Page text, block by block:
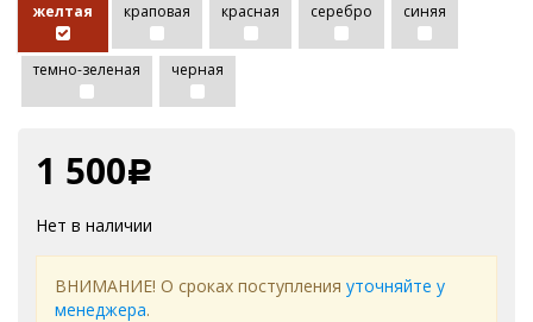
желтая краповая красная серебро синяя
темно-зеленая черная
1 500Р
Нет в наличии
ВНИМАНИЕ! О сроках поступления уточняйте у
менеджера.